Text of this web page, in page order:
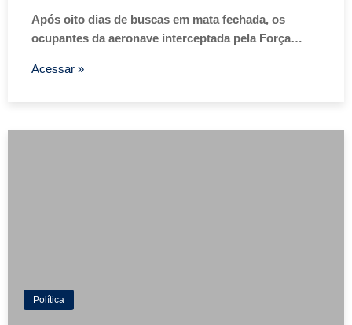
Após oito dias de buscas em mata fechada, os
ocupantes da aeronave interceptada pela Força…
Acessar »
Política